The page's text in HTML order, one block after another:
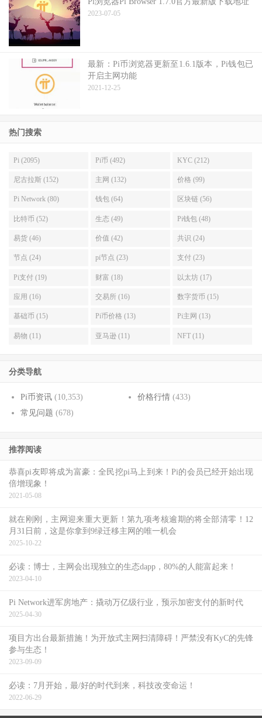
2023-07-05
最新：Pi币浏览器更新至1.6.1版本，Pi钱包已
开启主网功能
2021-12-25
热门搜索
Pi (2095) Pi币 (492) KYC (212)
尼古拉斯 (152) 主网 (132) 价格 (99)
Pi Network (80) 钱包 (64) 区块链 (56)
比特币 (52) 生态 (49) Pi钱包 (48)
易货 (46) 价值 (42) 共识 (24)
节点 (24) pi节点 (23) 支付 (23)
Pi支付 (19) 财富 (18) 以太坊 (17)
应用 (16) 交易所 (16) 数字货币 (15)
基础币 (15) Pi币价格 (13) Pi主网 (13)
易物 (11) 亚马逊 (11) NFT (11)
分类导航
Pi币资讯 (10,353) 价格行情(433)
常见问题 (678)
推荐阅读
恭喜pi友即将成为富豪：全民挖pi马上到来！Pi的会员已经开始出现
倍增现象！
2021-05-08
就在刚刚，主网迎来重大更新！第九项考核逾期的将全部清零！12
月31日前，这是你拿到9绿迁移主网的唯一机会
2025-10-22
必读：博士，主网会出现独立的生态dapp，80%的人能富起来！
2023-04-10
Pi Network进军房地产：撬动万亿级行业，预示加密支付的新时代
2025-04-30
项目方出台最新措施！为开放式主网扫清障碍！严禁没有KyC的先锋
参与生态！
2023-09-09
必读：7月开始，最/好的时代到来，科技改变命运！
2022-06-29